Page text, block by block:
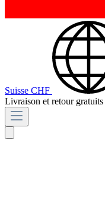
Suisse CHF
Livraison et retour gratuits